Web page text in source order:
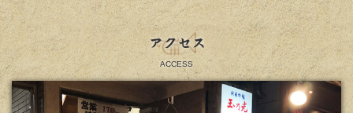
アクセス
ACCESS